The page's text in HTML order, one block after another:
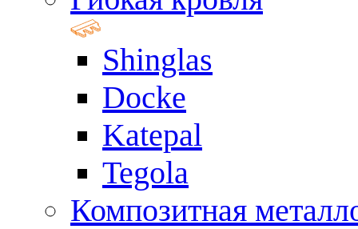
Shinglas
Docke
Katepal
Tegola
Композитная